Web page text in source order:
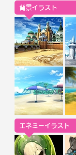
背景イラスト
エネミーイラスト